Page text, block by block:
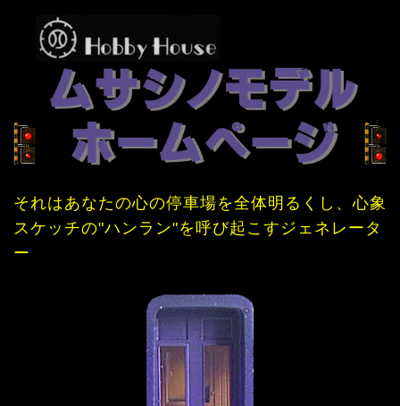
それはあなたの心の停車場を全体明るくし、心象
スケッチの"ハンラン"を呼び起こすジェネレータ
ー